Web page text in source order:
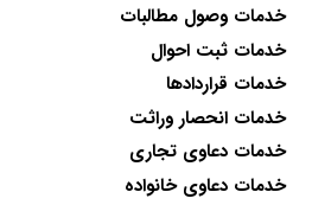
خدمات وصول مطالبات
خدمات ثبت احوال
خدمات قراردادها
خدمات انحصار وراثت
خدمات دعاوی تجاری
خدمات دعاوی خانواده